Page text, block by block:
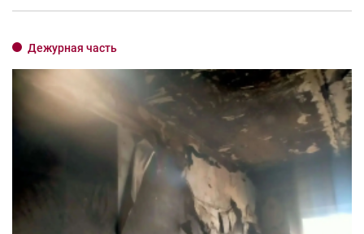
Дежурная часть